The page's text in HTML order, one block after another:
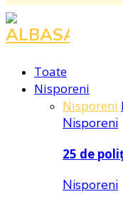
Facebook
Instagram
Youtube
Toate
Nisporeni
Nisporeni
Nisporeni
25 de
Nisporeni